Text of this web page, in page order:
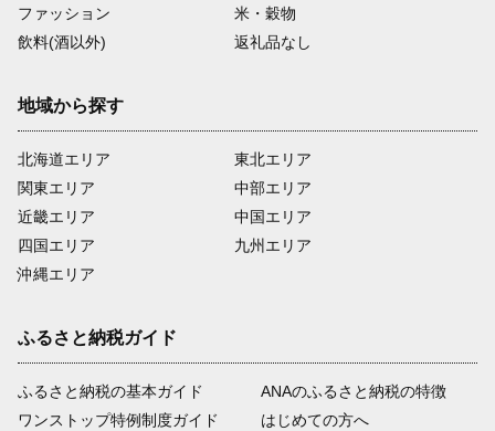
ファッション
米・穀物
飲料(酒以外)
返礼品なし
地域から探す
北海道エリア
関東エリア
近畿エリア
四国エリア
沖縄エリア
東北エリア
中部エリア
中国エリア
九州エリア
ふるさと納税ガイド
ふるさと納税の基本ガイド
ワンストップ特例制度ガイド
ANAのふるさと納税の特徴
はじめての方へ